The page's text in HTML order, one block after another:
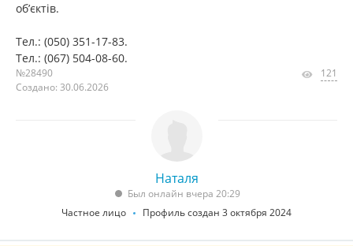
об’єктів.
Тел.: (050) 351-17-83.
Тел.: (067) 504-08-60.
№28490
Создано: 30.06.2026
121
Наталя
Был онлайн вчера 20:29
Частное лицо
Профиль создан 3 октября 2024